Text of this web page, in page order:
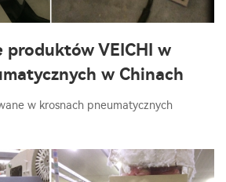
produktów VEICHI w
w Chinach
w krosnach pneumatycznych